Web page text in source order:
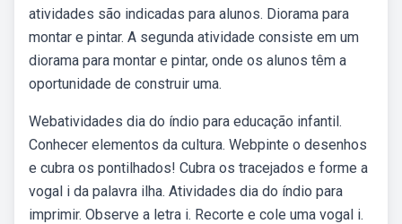
atividades são indicadas para alunos. Diorama para
montar e pintar. A segunda atividade consiste em um
diorama para montar e pintar, onde os alunos têm a
oportunidade de construir uma.
Webatividades dia do índio para educação infantil.
Conhecer elementos da cultura. Webpinte o desenhos
e cubra os pontilhados! Cubra os tracejados e forme a
vogal i da palavra ilha. Atividades dia do índio para
imprimir. Observe a letra i. Recorte e cole uma vogal i.